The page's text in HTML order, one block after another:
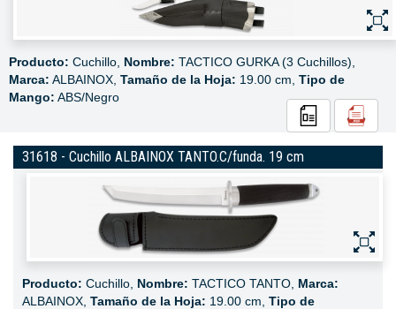
Producto: Cuchillo, Nombre: TACTICO GURKA (3 Cuchillos),
Marca: ALBAINOX, Tamaño de la Hoja: 19.00 cm, Tipo de
Mango: ABS/Negro
31618 - Cuchillo ALBAINOX TANTO.C/funda. 19 cm
Producto: Cuchillo, Nombre: TACTICO TANTO, Marca:
ALBAINOX, Tamaño de la Hoja: 19.00 cm, Tipo de